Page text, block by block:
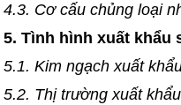
4.3. Cơ cấu chủng loại
5. Tình hình xuất
5.1. Kim ngạch xuất
5.2. Thị trường xuất khẩu